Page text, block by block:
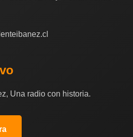
Una radio con historia.